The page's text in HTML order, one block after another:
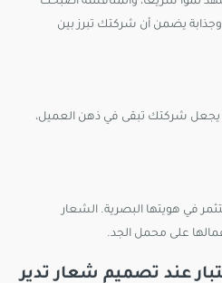
وجذابة يضمن أن شركتك تبرز بين
شركتك تبقى في ذهن العميل،
في هويتها البصرية. الشعار
على محمل الجد.
عند تصميم شعار تدير